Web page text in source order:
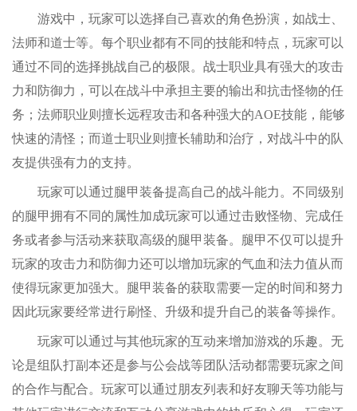
游戏中，玩家可以选择自己喜欢的角色扮演，如战士、
法师和道士等。每个职业都有不同的技能和特点，玩家可以
通过不同的选择挑战自己的极限。战士职业具有强大的攻击
力和防御力，可以在战斗中承担主要的输出和抗击怪物的任
务；法师职业则擅长远程攻击和各种强大的AOE技能，能够
快速的清怪；而道士职业则擅长辅助和治疗，对战斗中的队
友提供强有力的支持。
玩家可以通过腿甲装备提高自己的战斗能力。不同级别
的腿甲拥有不同的属性加成玩家可以通过击败怪物、完成任
务或者参与活动来获取高级的腿甲装备。腿甲不仅可以提升
玩家的攻击力和防御力还可以增加玩家的气血和法力值从而
使得玩家更加强大。腿甲装备的获取需要一定的时间和努力
因此玩家要经常进行刷怪、升级和提升自己的装备等操作。
玩家可以通过与其他玩家的互动来增加游戏的乐趣。无
论是组队打副本还是参与公会战等团队活动都需要玩家之间
的合作与配合。玩家可以通过朋友列表和好友聊天等功能与